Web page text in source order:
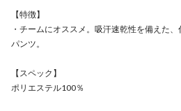
【特徴】
・チームにオススメ。吸汗速乾性を備えた
パンツ。
【スペック】
ポリエステル100％